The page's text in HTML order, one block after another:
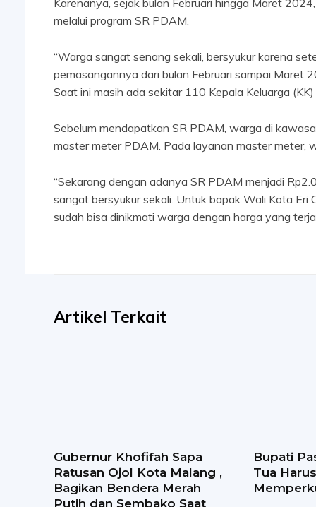
Karenanya, sejak bulan Februari hingga Maret
melalui program SR PDAM.
“Warga sangat senang sekali, bersyukur karena
pemasangannya dari bulan Februari sampai Maret
Saat ini masih ada sekitar 110 Kepala Keluarga
Sebelum mendapatkan SR PDAM, warga di
master meter PDAM. Pada layanan master meter,
“Sekarang dengan adanya SR PDAM menjadi
sangat bersyukur sekali. Untuk bapak Wali Kota
sudah bisa dinikmati warga dengan harga yang
Artikel Terkait
Gubernur Khofifah Sapa
Ratusan Ojol Kota Malang ,
Bagikan Bendera Merah
Putih dan Sembako Saat
Bupati
Tua